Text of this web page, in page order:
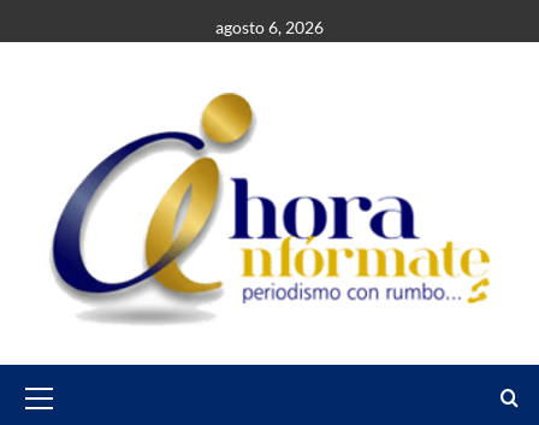
al
agosto 6, 2026
Menu